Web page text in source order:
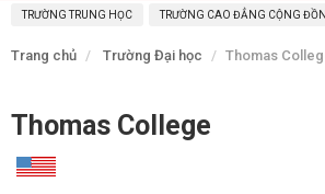
TRƯỜNG TRUNG HỌC TRƯỜNG CAO ĐẲNG CỘNG
Trang chủ Trường Đại học Thomas
Thomas College